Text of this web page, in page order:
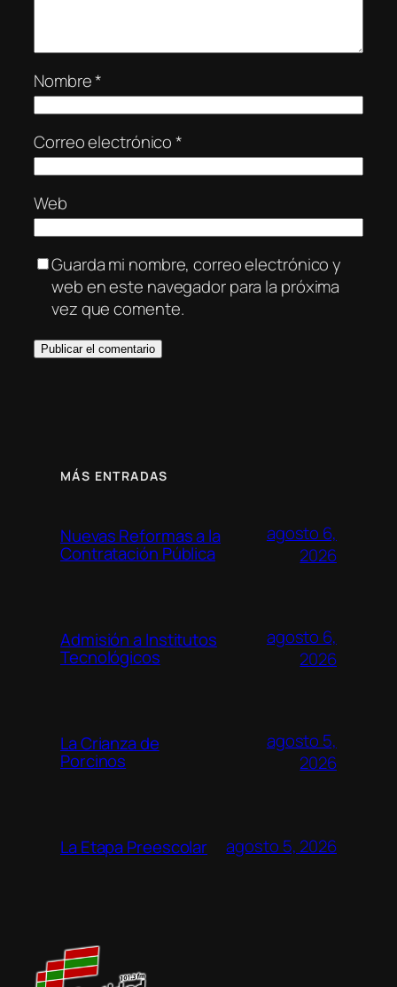
Nombre*
Correo electrónico*
Web
Guarda mi nombre, correo electrónico y
web en este navegador para la próxima
vez que comente.
MÁS ENTRADAS
Nuevas Reformas a la
Contratación Pública
agosto 6,
2026
Admisión a Institutos
Tecnológicos
agosto 6,
2026
La Crianza de
Porcinos
agosto 5,
2026
La Etapa Preescolar agosto 5, 2026